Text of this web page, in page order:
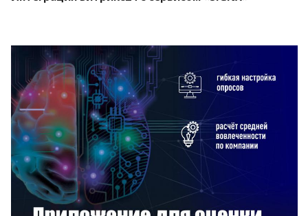
Смотреть проект